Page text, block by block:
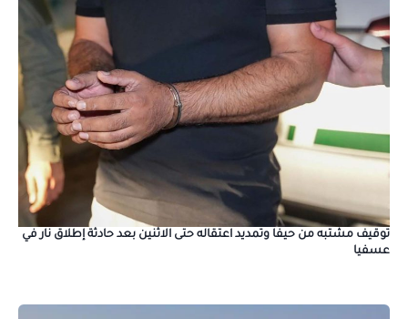
توقيف مشتبه من حيفا وتمديد اعتقاله حتى الاثنين بعد حادثة إطلاق نار في
عسفيا